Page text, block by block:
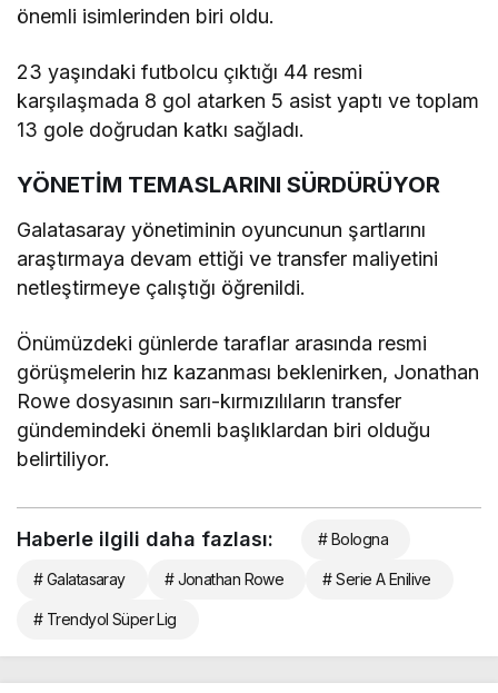
önemli isimlerinden biri oldu.
23 yaşındaki futbolcu çıktığı 44 resmi
karşılaşmada 8 gol atarken 5 asist yaptı ve toplam
13 gole doğrudan katkı sağladı.
YÖNETİM TEMASLARINI SÜRDÜRÜYOR
Galatasaray yönetiminin oyuncunun şartlarını
araştırmaya devam ettiği ve transfer maliyetini
netleştirmeye çalıştığı öğrenildi.
Önümüzdeki günlerde taraflar arasında resmi
görüşmelerin hız kazanması beklenirken, Jonathan
Rowe dosyasının sarı-kırmızılıların transfer
gündemindeki önemli başlıklardan biri olduğu
belirtiliyor.
Haberle ilgili daha fazlası: # Bologna
# Galatasaray # Jonathan Rowe # Serie A Enilive
# Trendyol Süper Lig